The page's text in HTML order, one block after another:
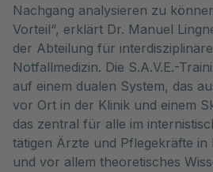
Nachgang analysieren zu
Vorteil“, erklärt Dr. Manuel
der Abteilung für
Notfallmedizin. Die S.A.V.E.-
auf einem dualen System, das
vor Ort in der Klinik und einem
das zentral für alle im
tätigen Ärzte und Pflegekräfte
und vor allem theoretisches